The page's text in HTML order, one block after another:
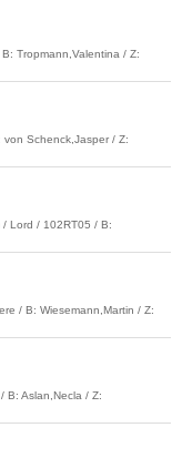
Tropmann,Valentina / Z:
Schenck,Jasper / Z:
Lord / 102RT05 / B:
/ B: Wiesemann,Martin / Z:
B: Aslan,Necla / Z: